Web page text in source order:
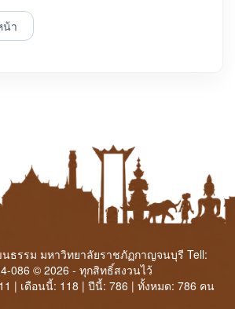
น้า
ธรรม มหาวิทยาลัยราชภัฏกาญจนบุรี Tell:
086 © 2026 - ทุกสิทธิ์สงวนไว้
| เดือนนี้: 118 | ปีนี้: 786 | ทั้งหมด: 786 คน